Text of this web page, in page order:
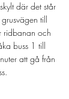
där det står
till
ridbanan och
buss 1 till
att gå från